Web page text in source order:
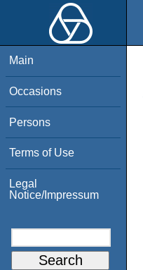
Main
Occasions
Persons
Terms of Use
Legal
Notice/Impressum